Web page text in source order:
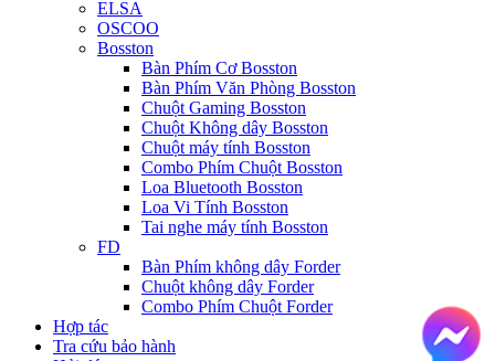
ELSA
OSCOO
Bosston
Bàn Phím Cơ Bosston
Bàn Phím Văn Phòng Bosston
Chuột Gaming Bosston
Chuột Không dây Bosston
Chuột máy tính Bosston
Combo Phím Chuột Bosston
Loa Bluetooth Bosston
Loa Vi Tính Bosston
Tai nghe máy tính Bosston
FD
Bàn Phím không dây Forder
Chuột không dây Forder
Combo Phím Chuột Forder
Hợp tác
Tra cứu bảo hành